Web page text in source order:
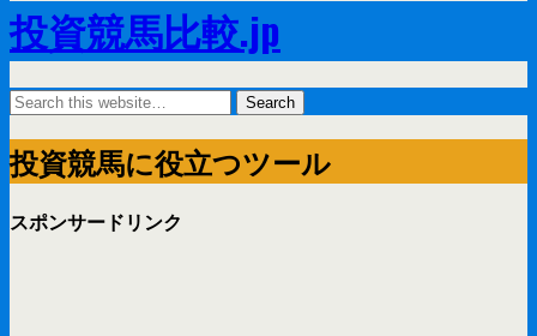
投資競馬比較.jp
投資競馬に役立つツール
スポンサードリンク